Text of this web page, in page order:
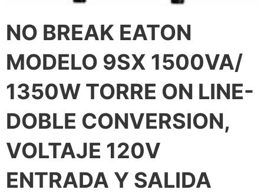
NO BREAK EATON
MODELO 9SX 1500VA/
1350W TORRE ON LINE-
DOBLE CONVERSION,
VOLTAJE 120V
ENTRADA Y SALIDA